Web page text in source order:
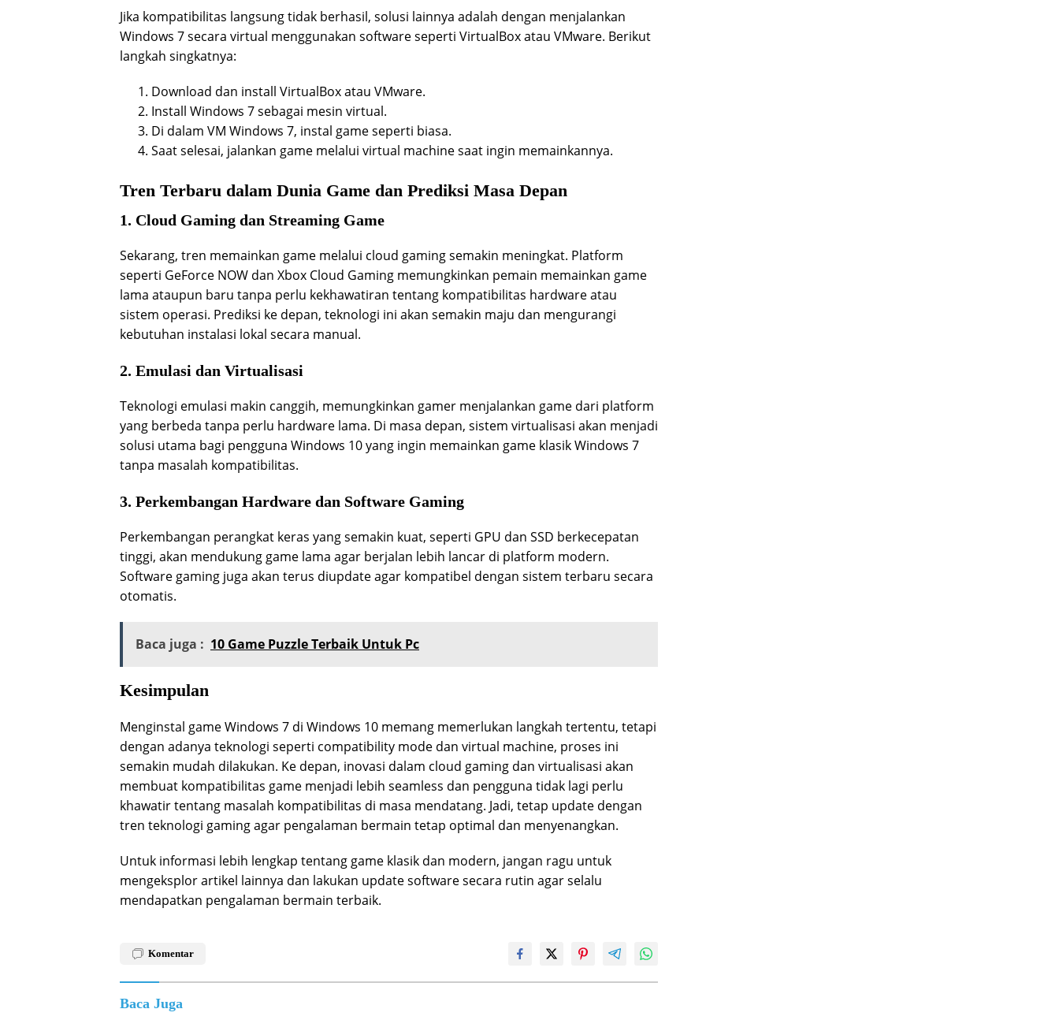
Jika kompatibilitas langsung tidak berhasil, solusi lainnya adalah dengan menjalankan
Windows 7 secara virtual menggunakan software seperti VirtualBox atau VMware. Berikut
langkah singkatnya:
Download dan install VirtualBox atau VMware.
Install Windows 7 sebagai mesin virtual.
Di dalam VM Windows 7, instal game seperti biasa.
Saat selesai, jalankan game melalui virtual machine saat ingin memainkannya.
Tren Terbaru dalam Dunia Game dan Prediksi Masa Depan
1. Cloud Gaming dan Streaming Game
Sekarang, tren memainkan game melalui cloud gaming semakin meningkat. Platform
seperti GeForce NOW dan Xbox Cloud Gaming memungkinkan pemain memainkan game
lama ataupun baru tanpa perlu kekhawatiran tentang kompatibilitas hardware atau
sistem operasi. Prediksi ke depan, teknologi ini akan semakin maju dan mengurangi
kebutuhan instalasi lokal secara manual.
2. Emulasi dan Virtualisasi
Teknologi emulasi makin canggih, memungkinkan gamer menjalankan game dari platform
yang berbeda tanpa perlu hardware lama. Di masa depan, sistem virtualisasi akan menjadi
solusi utama bagi pengguna Windows 10 yang ingin memainkan game klasik Windows 7
tanpa masalah kompatibilitas.
3. Perkembangan Hardware dan Software Gaming
Perkembangan perangkat keras yang semakin kuat, seperti GPU dan SSD berkecepatan
tinggi, akan mendukung game lama agar berjalan lebih lancar di platform modern.
Software gaming juga akan terus diupdate agar kompatibel dengan sistem terbaru secara
otomatis.
Baca juga : 10 Game Puzzle Terbaik Untuk Pc
Kesimpulan
Menginstal game Windows 7 di Windows 10 memang memerlukan langkah tertentu, tetapi
dengan adanya teknologi seperti compatibility mode dan virtual machine, proses ini
semakin mudah dilakukan. Ke depan, inovasi dalam cloud gaming dan virtualisasi akan
membuat kompatibilitas game menjadi lebih seamless dan pengguna tidak lagi perlu
khawatir tentang masalah kompatibilitas di masa mendatang. Jadi, tetap update dengan
tren teknologi gaming agar pengalaman bermain tetap optimal dan menyenangkan.
Untuk informasi lebih lengkap tentang game klasik dan modern, jangan ragu untuk
mengeksplor artikel lainnya dan lakukan update software secara rutin agar selalu
mendapatkan pengalaman bermain terbaik.
Komentar
Baca Juga